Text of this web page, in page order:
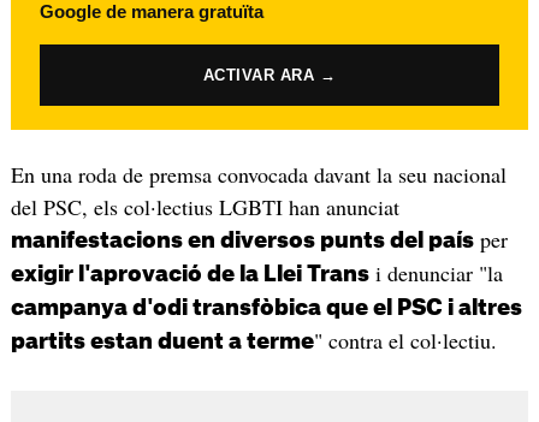
Google de manera gratuïta
ACTIVAR ARA →
En una roda de premsa convocada davant la seu nacional
del PSC, els col·lectius LGBTI han anunciat
manifestacions en diversos punts del paísper
exigir l'aprovació de la Llei Transi denunciar "la
campanya d'odi transfòbica que el PSC i altres
partits estan duent a terme" contra el col·lectiu.